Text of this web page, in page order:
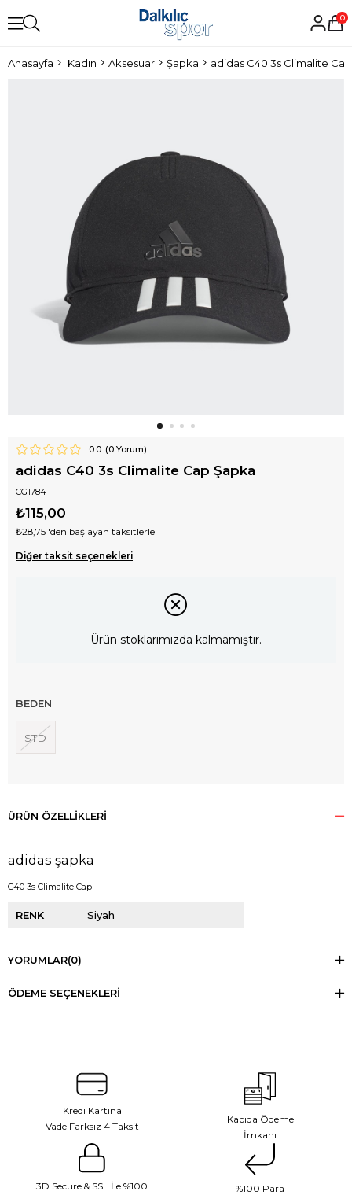
0
Anasayfa Kadın Aksesuar Şapka adidas C40 3s Climalite
0.0 (0Yorum)
adidas C40 3s Climalite Cap Şapka
CG1784
₺115,00
₺28,75 'den başlayan taksitlerle
Diğer taksit seçenekleri
Ürün stoklarımızda kalmamıştır.
BEDEN
STD
ÜRÜN ÖZELLIKLERI
adidas şapka
C40 3s Climalite Cap
RENK Siyah
YORUMLAR(0)
ÖDEME SEÇENEKLERI
Kredi Kartına
Vade Farksız 4 Taksit
Kapıda Ödeme
İmkanı
3D Secure & SSL İle %100
%100 Para